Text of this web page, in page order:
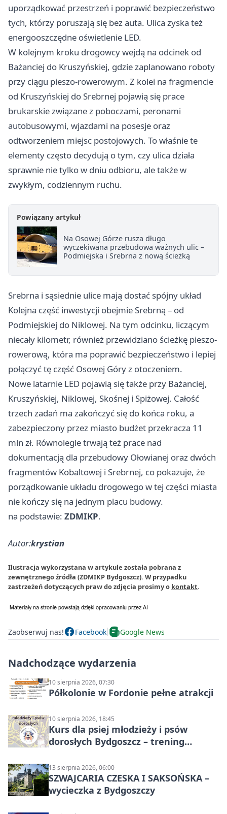
uporządkować przestrzeń i poprawić bezpieczeństwo
tych, którzy poruszają się bez auta. Ulica zyska też
energooszczędne oświetlenie LED.
W kolejnym kroku drogowcy wejdą na odcinek od
Bażanciej do Kruszyńskiej, gdzie zaplanowano roboty
przy ciągu pieszo-rowerowym. Z kolei na fragmencie
od Kruszyńskiej do Srebrnej pojawią się prace
brukarskie związane z poboczami, peronami
autobusowymi, wjazdami na posesje oraz
odtworzeniem miejsc postojowych. To właśnie te
elementy często decydują o tym, czy ulica działa
sprawnie nie tylko w dniu odbioru, ale także w
zwykłym, codziennym ruchu.
Powiązany artykuł
Na Osowej Górze rusza długo
wyczekiwana przebudowa ważnych ulic –
Podmiejska i Srebrna z nową ścieżką
Srebrna i sąsiednie ulice mają dostać spójny układ
Kolejna część inwestycji obejmie Srebrną – od
Podmiejskiej do Niklowej. Na tym odcinku, liczącym
niecały kilometr, również przewidziano ścieżkę pieszo-
rowerową, która ma poprawić bezpieczeństwo i lepiej
połączyć tę część Osowej Góry z otoczeniem.
Nowe latarnie LED pojawią się także przy Bażanciej,
Kruszyńskiej, Niklowej, Skośnej i Spiżowej. Całość
trzech zadań ma zakończyć się do końca roku, a
zabezpieczony przez miasto budżet przekracza 11
mln zł. Równolegle trwają też prace nad
dokumentacją dla przebudowy Ołowianej oraz dwóch
fragmentów Kobaltowej i Srebrnej, co pokazuje, że
porządkowanie układu drogowego w tej części miasta
nie kończy się na jednym placu budowy.
na podstawie: ZDMIKP.
Autor:krystian
Ilustracja wykorzystana w artykule została pobrana z
zewnętrznego źródła (ZDMIKP Bydgoszcz). W przypadku
zastrzeżeń dotyczących praw do zdjęcia prosimy o kontakt.
Zaobserwuj nas! Facebook Google News
Nadchodzące wydarzenia
10 sierpnia 2026, 07:30
Półkolonie w Fordonie pełne atrakcji
10 sierpnia 2026, 18:45
Kurs dla psiej młodzieży i psów
dorosłych Bydgoszcz – trening
13 sierpnia 2026, 06:00
SZWAJCARIA CZESKA I SAKSOŃSKA –
wycieczka z Bydgoszczy